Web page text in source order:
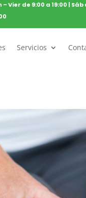
– Vier de 9:00 a 19:00 | Sáb
Servicios